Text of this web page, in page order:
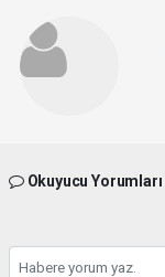
Okuyucu Yorumları